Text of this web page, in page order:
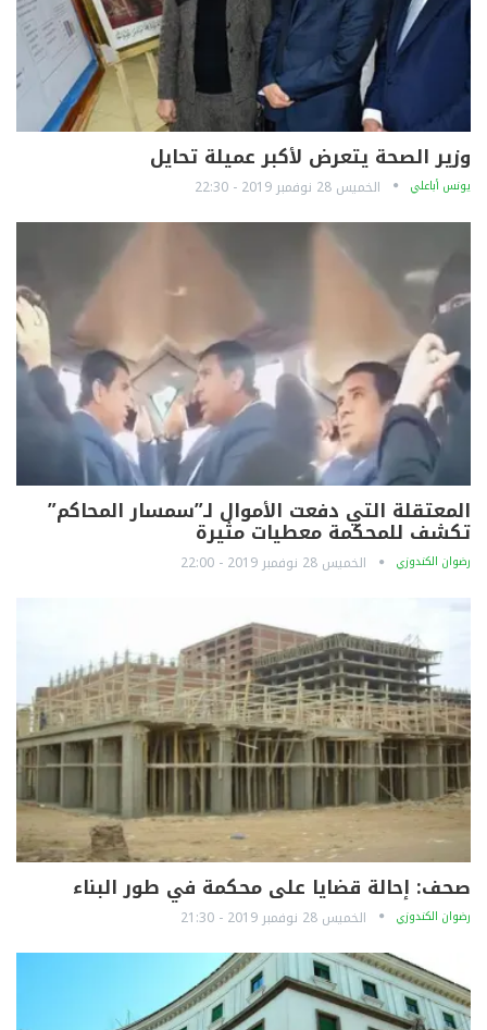
وزير الصحة يتعرض لأكبر عميلة تحايل
يونس أباعلي الخميس 28 نوفمبر 2019 - 22:30
المعتقلة التي دفعت الأموال لـ”سمسار المحاكم”
تكشف للمحكمة معطيات مثيرة
رضوان الكندوزي الخميس 28 نوفمبر 2019 - 22:00
صحف: إحالة قضايا على محكمة في طور البناء
رضوان الكندوزي الخميس 28 نوفمبر 2019 - 21:30